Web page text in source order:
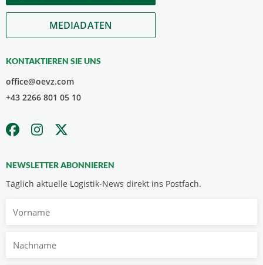
MEDIADATEN
KONTAKTIEREN SIE UNS
office@oevz.com
+43 2266 801 05 10
NEWSLETTER ABONNIEREN
Täglich aktuelle Logistik-News direkt ins Postfach.
Nachname